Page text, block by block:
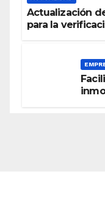
Actualización
para la